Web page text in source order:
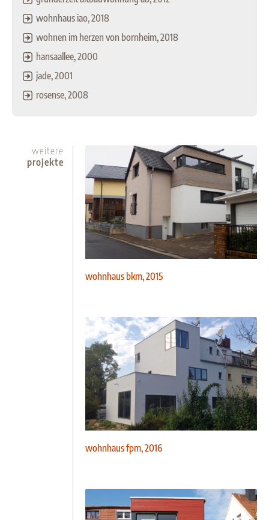
wohnhaus iao, 2018
wohnen im herzen von bornheim, 2018
hansaallee, 2000
jade, 2001
rosense, 2008
weitere
projekte
wohnhaus bkm, 2015
wohnhaus fpm, 2016